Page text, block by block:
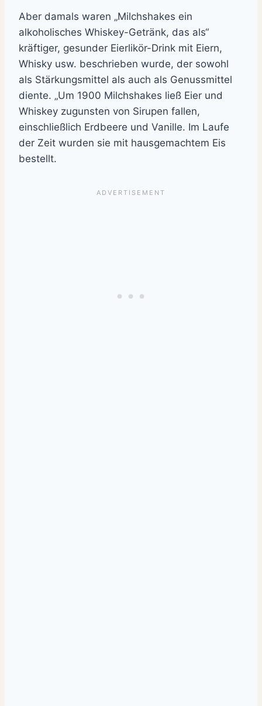
Aber damals waren „Milchshakes ein
alkoholisches Whiskey-Getränk, das als“
kräftiger, gesunder Eierlikör-Drink mit Eiern,
Whisky usw. beschrieben wurde, der sowohl
als Stärkungsmittel als auch als Genussmittel
diente. „Um 1900 Milchshakes ließ Eier und
Whiskey zugunsten von Sirupen fallen,
einschließlich Erdbeere und Vanille. Im Laufe
der Zeit wurden sie mit hausgemachtem Eis
bestellt.